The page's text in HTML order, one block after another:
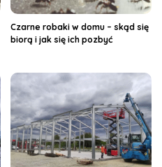
Czarne robaki w domu – skąd się
biorą i jak się ich pozbyć